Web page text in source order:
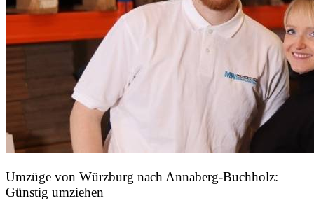
Umzüge von Würzburg nach Annaberg-Buchholz:
Günstig umziehen